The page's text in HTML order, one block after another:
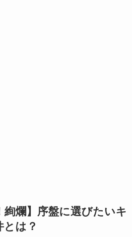
絢爛】序盤に選びたいキ
は？